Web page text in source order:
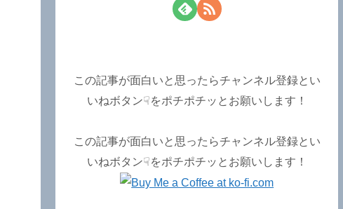
この記事が面白いと思ったらチャンネル登録とい
いねボタン☟をポチポチッとお願いします！
この記事が面白いと思ったらチャンネル登録とい
いねボタン☟をポチポチッとお願いします！